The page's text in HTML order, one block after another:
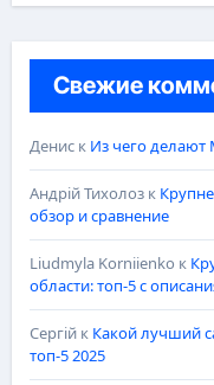
Свежие
Дениск Из чего делают
Андрій Тихолозк
обзор и сравнение
Liudmyla Korniienko к
области: топ-5 с
Сергійк Какой лучший
топ-5 2025